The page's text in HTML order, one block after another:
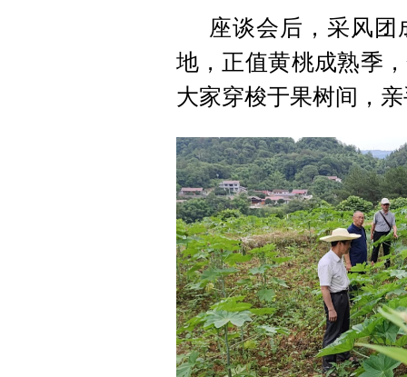
座谈会后，采风
地，正值黄桃成熟季
大家穿梭于果树间，